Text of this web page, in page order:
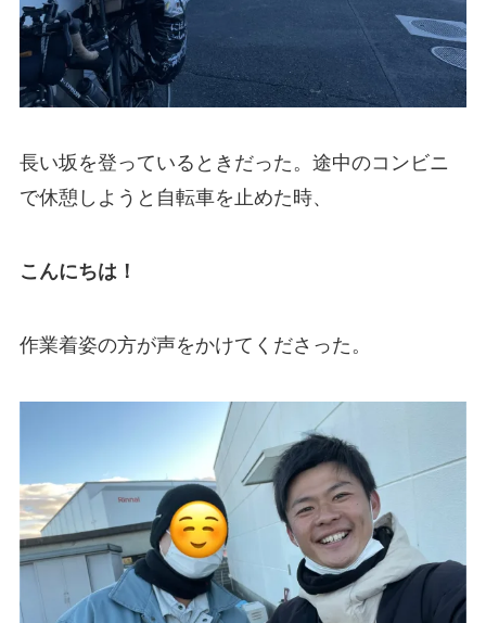
長い坂を登っているときだった。途中のコンビニ
で休憩しようと自転車を止めた時、
こんにちは！
作業着姿の方が声をかけてくださった。